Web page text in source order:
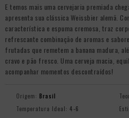
E temos mais uma cervejaria premiada
apresenta sua clássica Weissbier alemã.
característica e espuma cremosa, traz
refrescante combinação de aromas e
frutadas que remetem a banana madura,
cravo e pão fresco. Uma cerveja macia,
acompanhar momentos descontraídos!
Origem: Brasil
Temperatura Ideal: 4-6